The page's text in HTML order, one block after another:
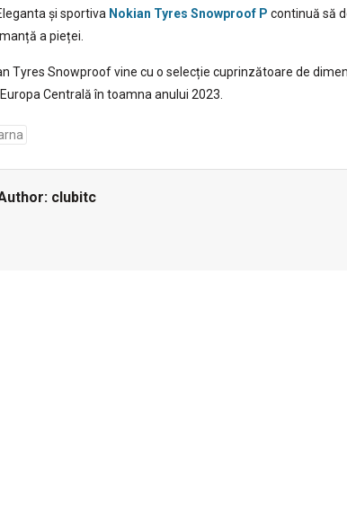
și sportiva Nokian Tyres Snowproof P continuă să
a pieței.
Tyres Snowproof vine cu o selecție cuprinzătoare de
Centrală în toamna anului 2023.
clubitc